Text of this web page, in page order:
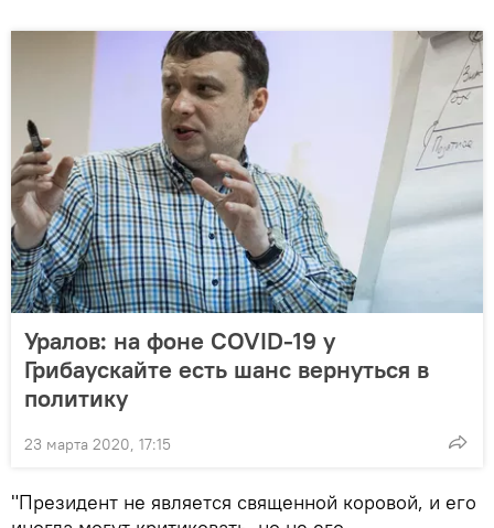
Уралов: на фоне COVID-19 у
Грибаускайте есть шанс вернуться в
политику
23 марта 2020, 17:15
"Президент не является священной коровой, и его